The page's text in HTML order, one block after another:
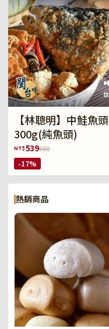
【林聰明】中鮭魚頭
300g(純魚頭)
NT$539650
-17%
熱銷商品